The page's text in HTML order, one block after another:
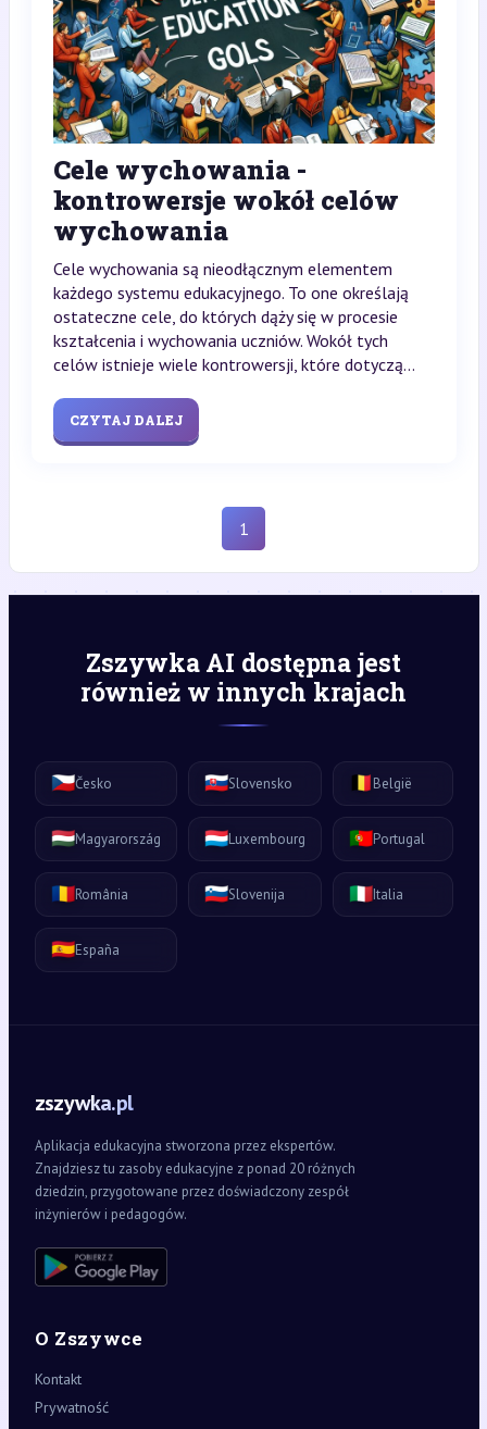
Cele wychowania -
kontrowersje wokół celów
wychowania
Cele wychowania są nieodłącznym elementem
każdego systemu edukacyjnego. To one określają
ostateczne cele, do których dąży się w procesie
kształcenia i wychowania uczniów. Wokół tych
celów istnieje wiele kontrowersji, które dotyczą...
CZYTAJ DALEJ
1
Zszywka AI dostępna jest
również w innych krajach
🇨🇿Česko 🇸🇰Slovensko 🇧🇪België
🇭🇺Magyarország 🇱🇺Luxembourg 🇵🇹Portugal
🇷🇴România 🇸🇮Slovenija 🇮🇹Italia
🇪🇸España
zszywka.pl
Aplikacja edukacyjna stworzona przez ekspertów.
Znajdziesz tu zasoby edukacyjne z ponad 20 różnych
dziedzin, przygotowane przez doświadczony zespół
inżynierów i pedagogów.
O Zszywce
Kontakt
Prywatność